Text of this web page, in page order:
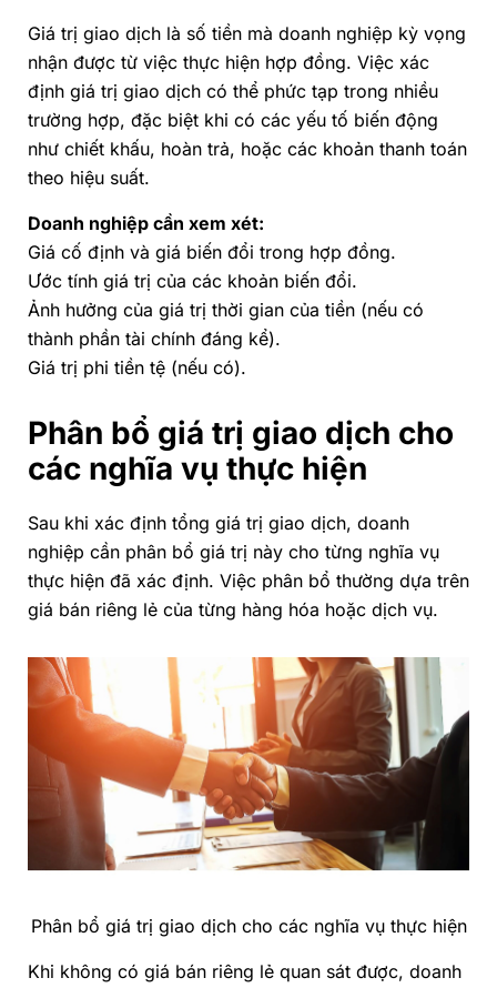
Giá trị giao dịch là số tiền mà doanh nghiệp kỳ vọng
nhận được từ việc thực hiện hợp đồng. Việc xác
định giá trị giao dịch có thể phức tạp trong nhiều
trường hợp, đặc biệt khi có các yếu tố biến động
như chiết khấu, hoàn trả, hoặc các khoản thanh toán
theo hiệu suất.
Doanh nghiệp cần xem xét:
Giá cố định và giá biến đổi trong hợp đồng.
Ước tính giá trị của các khoản biến đổi.
Ảnh hưởng của giá trị thời gian của tiền (nếu có
thành phần tài chính đáng kể).
Giá trị phi tiền tệ (nếu có).
Phân bổ giá trị giao dịch cho
các nghĩa vụ thực hiện
Sau khi xác định tổng giá trị giao dịch, doanh
nghiệp cần phân bổ giá trị này cho từng nghĩa vụ
thực hiện đã xác định. Việc phân bổ thường dựa trên
giá bán riêng lẻ của từng hàng hóa hoặc dịch vụ.
Phân bổ giá trị giao dịch cho các nghĩa vụ thực hiện
Khi không có giá bán riêng lẻ quan sát được, doanh